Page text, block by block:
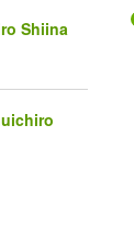
Shiina